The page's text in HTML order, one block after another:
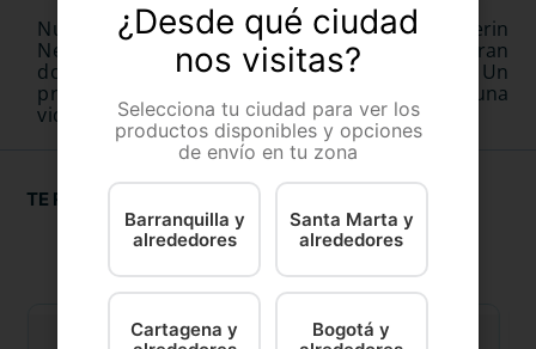
Nunca más preocuparse de los parásitos. Boherin
Nexard Xl es un antiparasitario único con una gran
dosis de 25.1-50 K, en una práctica caja X 1 Tab. Un
producto imprescindible para disfrutar de una
vida libre de parásitos. ¡Evítelos fácilmente!
TE RECOMENDAMOS
¿Desde qué ciudad
nos visitas?
Selecciona tu ciudad para ver los
productos disponibles y opciones
de envío en tu zona
Barranquilla y
alrededores
Santa Marta y
alrededores
Cartagena y
Bogotá y